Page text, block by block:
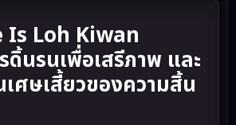
Is Loh Kiwan
ดิ้นรนเพื่อเสรีภาพ และ
เศษเสี้ยวของความสิ้น